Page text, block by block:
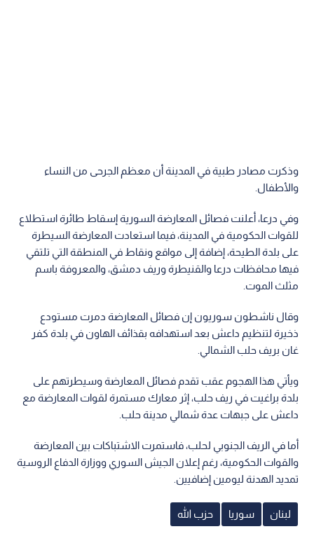
وذكرت مصادر طبية في المدينة أن معظم الجرحى من النساء
والأطفال.
وفي درعا، أعلنت فصائل المعارضة السورية إسقاط طائرة استطلاع
للقوات الحكومية في المدينة، فيما استعادت المعارضة السيطرة
على بلدة الطيحة، إضافة إلى مواقع ونقاط في المنطقة التي تلتقي
فيها محافظات درعا والقنيطرة وريف دمشق، والمعروفة باسم
مثلث الموت.
وقال ناشطون سوريون إن فصائل المعارضة دمرت مستودع
ذخيرة لتنظيم داعش بعد استهدافه بقذائف الهاون في بلدة كفر
غان بريف حلب الشمالي.
ويأتي هذا الهجوم عقب تقدم فصائل المعارضة وسيطرتهم على
بلدة براغيت في ريف حلب، إثر معارك مستمرة لقوات المعارضة مع
داعش على جبهات عدة شمالي مدينة حلب.
أما في الريف الجنوبي لحلب، فاستمرت الاشتباكات بين المعارضة
والقوات الحكومية، رغم إعلان الجيش السوري ووزارة الدفاع الروسية
تمديد الهدنة ليومين إضافيين.
لبنان سوريا حزب الله